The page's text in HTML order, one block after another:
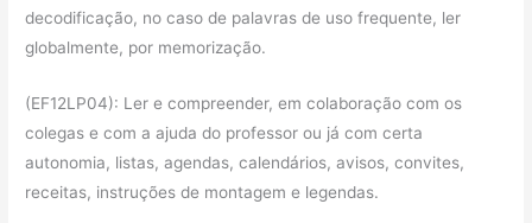
decodificação, no caso de palavras de uso frequente, ler
globalmente, por memorização.
(EF12LP04): Ler e compreender, em colaboração com os
colegas e com a ajuda do professor ou já com certa
autonomia, listas, agendas, calendários, avisos, convites,
receitas, instruções de montagem e legendas.